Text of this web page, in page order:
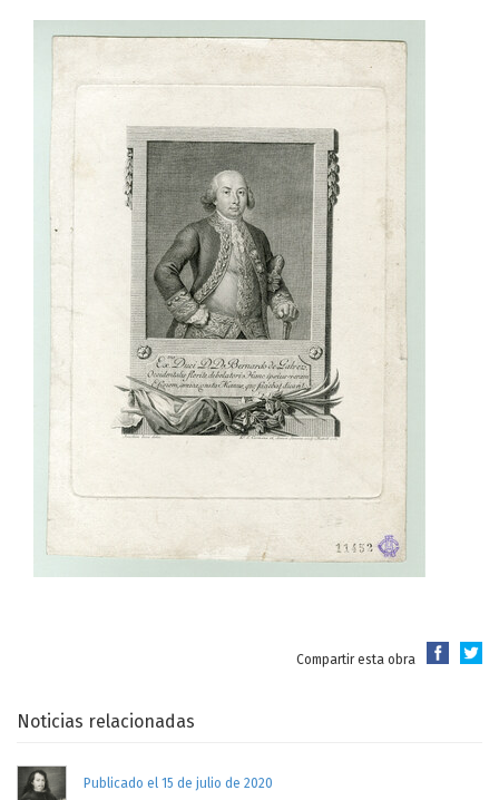
Compartir esta obra
Noticias relacionadas
Publicado el 15 de julio de 2020